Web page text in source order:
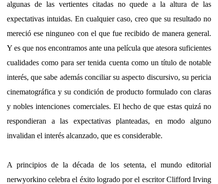
algunas de las vertientes citadas no quede a la altura de las
expectativas intuidas. En cualquier caso, creo que su resultado no
mereció ese ninguneo con el que fue recibido de manera general.
Y es que nos encontramos ante una película que atesora suficientes
cualidades como para ser tenida cuenta como un título de notable
interés, que sabe además conciliar su aspecto discursivo, su pericia
cinematográfica y su condición de producto formulado con claras
y nobles intenciones comerciales. El hecho de que estas quizá no
respondieran a las expectativas planteadas, en modo alguno
invalidan el interés alcanzado, que es considerable.
A principios de la década de los setenta, el mundo editorial
nerwyorkino celebra el éxito logrado por el escritor Clifford Irving